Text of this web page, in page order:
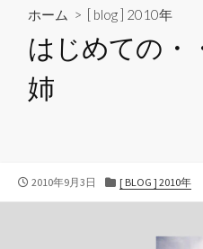
ホーム > [ blog ] 2010年
はじめての・
姉
公
2010年9月3日
カ
[ BLOG ] 2010年